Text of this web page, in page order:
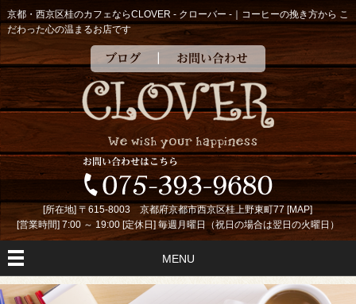
京都・西京区桂のカフェならCLOVER - クローバー -｜コーヒーの挽き方から こ
だわった心の温まるお店です
ブログ お問い合わせ
[所在地] 〒615-8003 京都府京都市西京区桂上野東町77 [MAP]
[営業時間] 7:00 ～ 19:00 [定休日] 毎週月曜日（祝日の場合は翌日の火曜日）
MENU